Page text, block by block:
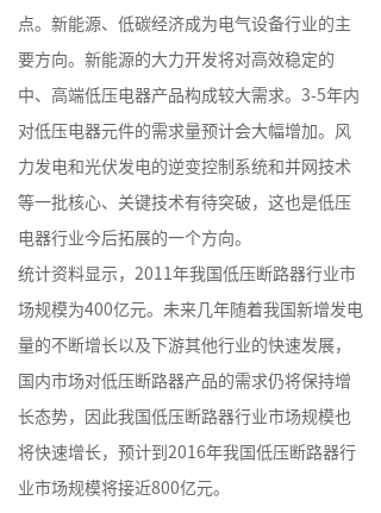
点。新能源、低碳经济成为电气设备行业的主
要方向。新能源的大力开发将对高效稳定的
中、高端低压电器产品构成较大需求。3-5年内
对低压电器元件的需求量预计会大幅增加。风
力发电和光伏发电的逆变控制系统和并网技术
等一批核心、关键技术有待突破，这也是低压
电器行业今后拓展的一个方向。
统计资料显示，2011年我国低压断路器行业市
场规模为400亿元。未来几年随着我国新增发电
量的不断增长以及下游其他行业的快速发展，
国内市场对低压断路器产品的需求仍将保持增
长态势，因此我国低压断路器行业市场规模也
将快速增长，预计到2016年我国低压断路器行
业市场规模将接近800亿元。